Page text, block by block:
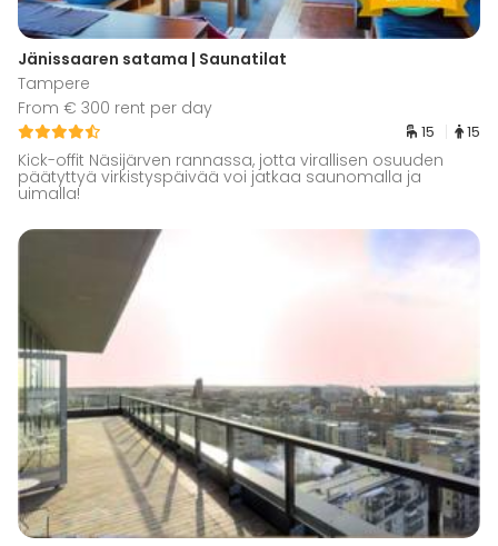
Jänissaaren satama | Saunatilat
Tampere
From € 300 rent per day
15 15
Kick-offit Näsijärven rannassa, jotta virallisen osuuden
päätyttyä virkistyspäivää voi jatkaa saunomalla ja
uimalla!